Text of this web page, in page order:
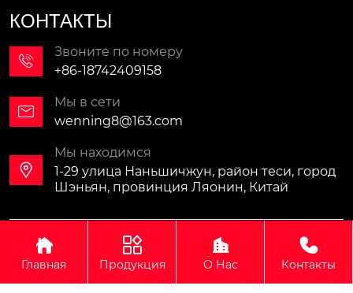
КОНТАКТЫ

Звоните по номеру
+86-18742409158

Мы в сети
wenning8@163.com

Мы находимся
1-29 улица Наньшичжун, район теси, город
Шэньян, провинция Ляонин, Китай
Авторское право©ООО Синомали Тяжёлая Машина
Экспортно-импортная компания(Шэньян)

Главная

Продукция

О Нас

Контакты